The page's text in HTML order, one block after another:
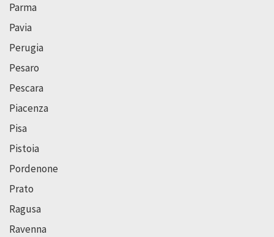
Parma
Pavia
Perugia
Pesaro
Pescara
Piacenza
Pisa
Pistoia
Pordenone
Prato
Ragusa
Ravenna